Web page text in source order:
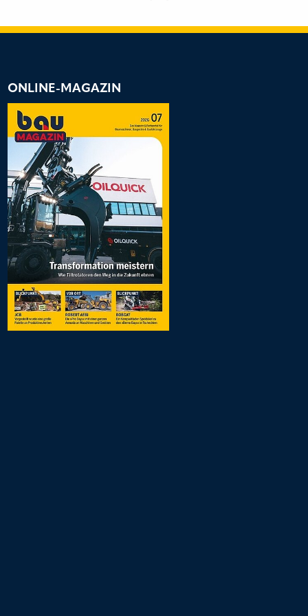
ONLINE-MAGAZIN